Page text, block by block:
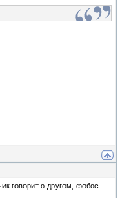
говорит о другом, фобос